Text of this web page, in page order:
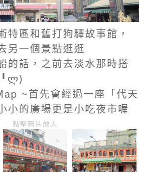
特區和舊打狗驛故事館，
另一個景點逛逛
的話，之前去淡水那時搭
~首先會經過一座「代天
小的廣場更是小吃夜市喔
點擊圖片放大